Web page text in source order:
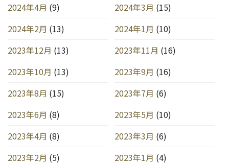
2024年4月 (9) 2024年3月 (15)
2024年2月 (13) 2024年1月 (10)
2023年12月 (13) 2023年11月 (16)
2023年10月 (13) 2023年9月 (16)
2023年8月 (15) 2023年7月 (6)
2023年6月 (8) 2023年5月 (10)
2023年4月 (8) 2023年3月 (6)
2023年2月 (5) 2023年1月 (4)